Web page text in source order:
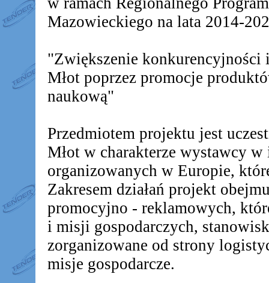
Mazowieckiego na lata 2014-
"Zwiększenie
Młot poprzez promocje
naukową"
Przedmiotem projektu jest
Młot w charakterze wystawcy
organizowanych w Europie,
Zakresem działań projekt
promocyjno - reklamowych,
i misji gospodarczych,
zorganizowane od strony
misje gospodarcze.